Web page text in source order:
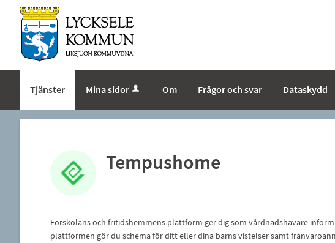
Tjänster Mina sidor Om Frågor och svar Dataskydd
Tempushome
Förskolans och fritidshemmens plattform ger dig som vårdnadshavare
plattformen gör du schema för ditt eller dina barns vistelser samt